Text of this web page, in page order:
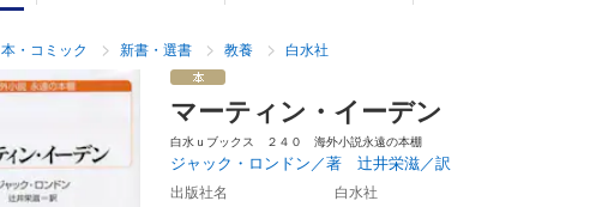
本・コミック 新書・選書 教養 白水社
マーティン・イーデン
白水ｕブックス ２４０ 海外小説永遠の本棚
ジャック・ロンドン／著 辻井栄滋／訳
出版社名
白水社